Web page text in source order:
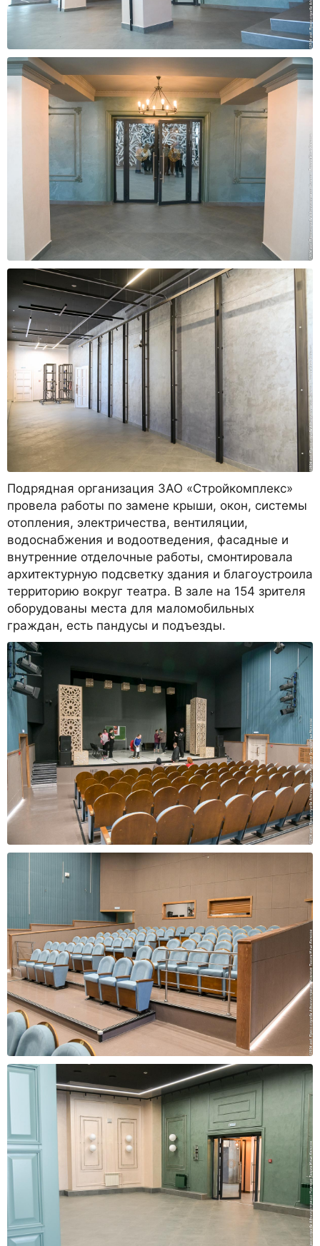
Подрядная организация ЗАО «Стройкомплекс»
провела работы по замене крыши, окон, системы
отопления, электричества, вентиляции,
водоснабжения и водоотведения, фасадные и
внутренние отделочные работы, смонтировала
архитектурную подсветку здания и благоустроила
территорию вокруг театра. В зале на 154 зрителя
оборудованы места для маломобильных
граждан, есть пандусы и подъезды.